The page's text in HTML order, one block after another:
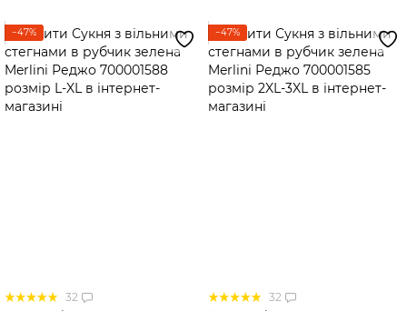
−47%
32
−47%
32